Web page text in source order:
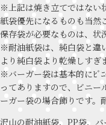
※上記は焼き立てではない
紙袋優先になるものも当然
保存袋が必要なものは、状
※耐油紙袋は、純白袋と違
より純白袋より乾燥しすぎ
※バーガー袋は基本的にﾋﾞ
ってありますので、ビニー
ーガー袋の場合飾りです。
沢山の耐油紙袋、PP袋、